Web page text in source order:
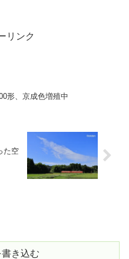
リンク
形、京成色増殖中
た空
き込む